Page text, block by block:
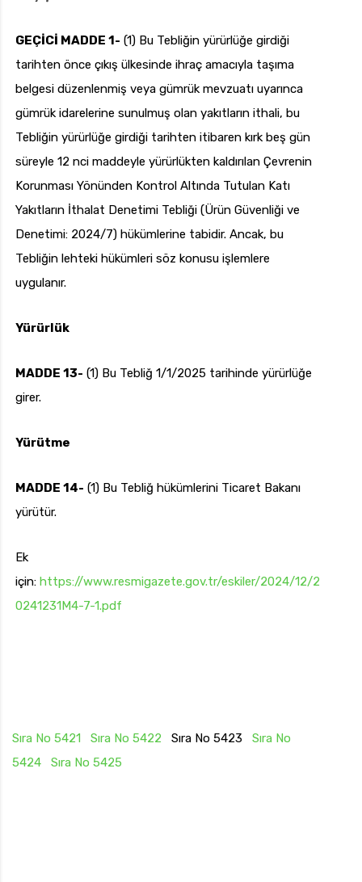
GEÇİCİ MADDE 1- (1) Bu Tebliğin yürürlüğe girdiği
tarihten önce çıkış ülkesinde ihraç amacıyla taşıma
belgesi düzenlenmiş veya gümrük mevzuatı uyarınca
gümrük idarelerine sunulmuş olan yakıtların ithali, bu
Tebliğin yürürlüğe girdiği tarihten itibaren kırk beş gün
süreyle 12 nci maddeyle yürürlükten kaldırılan Çevrenin
Korunması Yönünden Kontrol Altında Tutulan Katı
Yakıtların İthalat Denetimi Tebliği (Ürün Güvenliği ve
Denetimi: 2024/7) hükümlerine tabidir. Ancak, bu
Tebliğin lehteki hükümleri söz konusu işlemlere
uygulanır.
Yürürlük
MADDE 13- (1) Bu Tebliğ 1/1/2025 tarihinde yürürlüğe
girer.
Yürütme
MADDE 14- (1) Bu Tebliğ hükümlerini Ticaret Bakanı
yürütür.
Ek
için: https://www.resmigazete.gov.tr/eskiler/2024/12/2
0241231M4-7-1.pdf
Sıra No 5421 Sıra No 5422 Sıra No 5423 Sıra No
5424
Sıra No 5425